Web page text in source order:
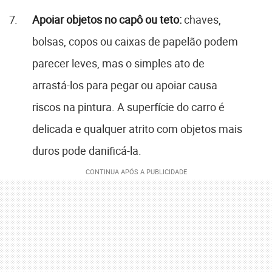
Apoiar objetos no capô ou teto:chaves,
bolsas, copos ou caixas de papelão podem
parecer leves, mas o simples ato de
arrastá-los para pegar ou apoiar causa
riscos na pintura. A superfície do carro é
delicada e qualquer atrito com objetos mais
duros pode danificá-la.